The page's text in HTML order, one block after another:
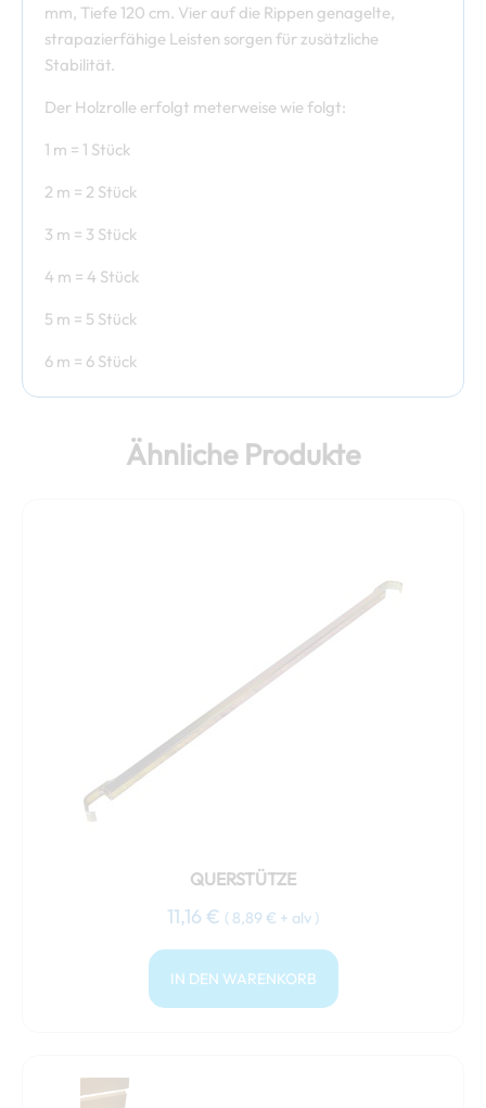
mm, Tiefe 120 cm. Vier auf die Rippen genagelte,
strapazierfähige Leisten sorgen für zusätzliche
Stabilität.
Der Holzrolle erfolgt meterweise wie folgt:
1 m = 1 Stück
2 m = 2 Stück
3 m = 3 Stück
4 m = 4 Stück
5 m = 5 Stück
6 m = 6 Stück
Ähnliche Produkte
QUERSTÜTZE
11,16 € ( 8,89 € + alv )
IN DEN WARENKORB